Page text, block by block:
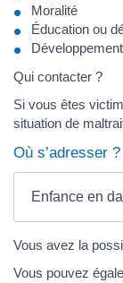
Moralité
Éducation ou
Qui contacter ?
Si vous êtes
situation de
Où s’adresser ?
Enfance en
Vous avez la
Vous pouvez